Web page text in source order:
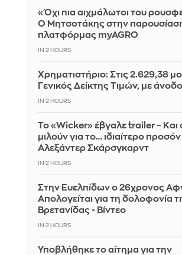
«Όχι πια αιχμάλωτοι του
Ο Μητσοτάκης στην
πλατφόρμας myAGRO
IN 2 HOURS
Χρηματιστήριο: Στις 2.629,38
Γενικός Δείκτης Τιμών, με
IN 2 HOURS
Το «Wicker» έβγαλε trailer – Και
μιλούν για το… ιδιαίτερο
Αλεξάντερ Σκάρσγκαρντ
IN 2 HOURS
Στην Ευελπίδων ο 26χρονος
Απολογείται για τη δολοφονία
Βρετανίδας - Βίντεο
IN 2 HOURS
Υποβλήθηκε το αίτημα για την